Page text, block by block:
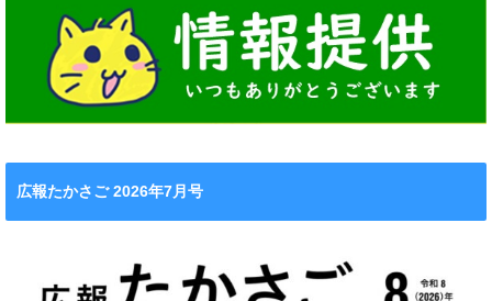
広報たかさご 2026年7月号